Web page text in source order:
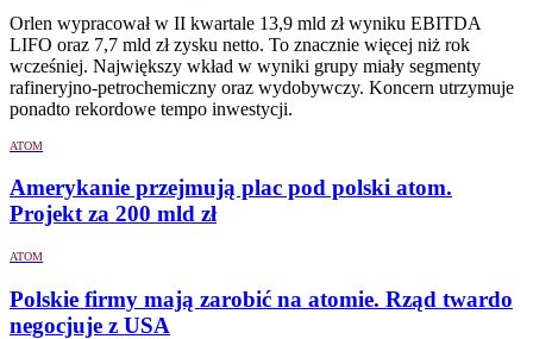
Orlen wypracował w II kwartale 13,9 mld zł wyniku EBITDA
LIFO oraz 7,7 mld zł zysku netto. To znacznie więcej niż rok
wcześniej. Największy wkład w wyniki grupy miały segmenty
rafineryjno-petrochemiczny oraz wydobywczy. Koncern utrzymuje
ponadto rekordowe tempo inwestycji.
ATOM
Amerykanie przejmują plac pod polski atom.
Projekt za 200 mld zł
ATOM
Polskie firmy mają zarobić na atomie. Rząd twardo
negocjuje z USA